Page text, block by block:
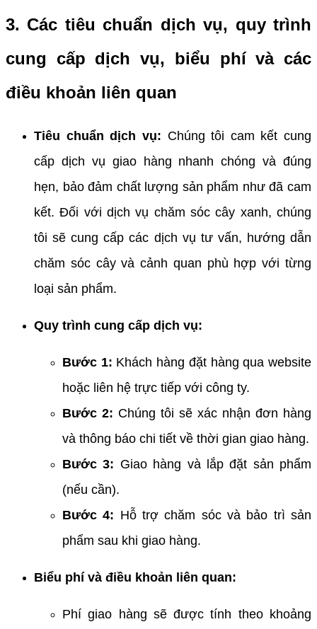
3. Các tiêu chuẩn dịch vụ, quy trình
cung cấp dịch vụ, biểu phí và các
điều khoản liên quan
Tiêu chuẩn dịch vụ: Chúng tôi cam kết cung
cấp dịch vụ giao hàng nhanh chóng và đúng
hẹn, bảo đảm chất lượng sản phẩm như đã cam
kết. Đối với dịch vụ chăm sóc cây xanh, chúng
tôi sẽ cung cấp các dịch vụ tư vấn, hướng dẫn
chăm sóc cây và cảnh quan phù hợp với từng
loại sản phẩm.
Quy trình cung cấp dịch vụ:
Bước 1: Khách hàng đặt hàng qua website
hoặc liên hệ trực tiếp với công ty.
Bước 2: Chúng tôi sẽ xác nhận đơn hàng
và thông báo chi tiết về thời gian giao hàng.
Bước 3: Giao hàng và lắp đặt sản phẩm
(nếu cần).
Bước 4: Hỗ trợ chăm sóc và bảo trì sản
phẩm sau khi giao hàng.
Biểu phí và điều khoản liên quan:
Phí giao hàng sẽ được tính theo khoảng